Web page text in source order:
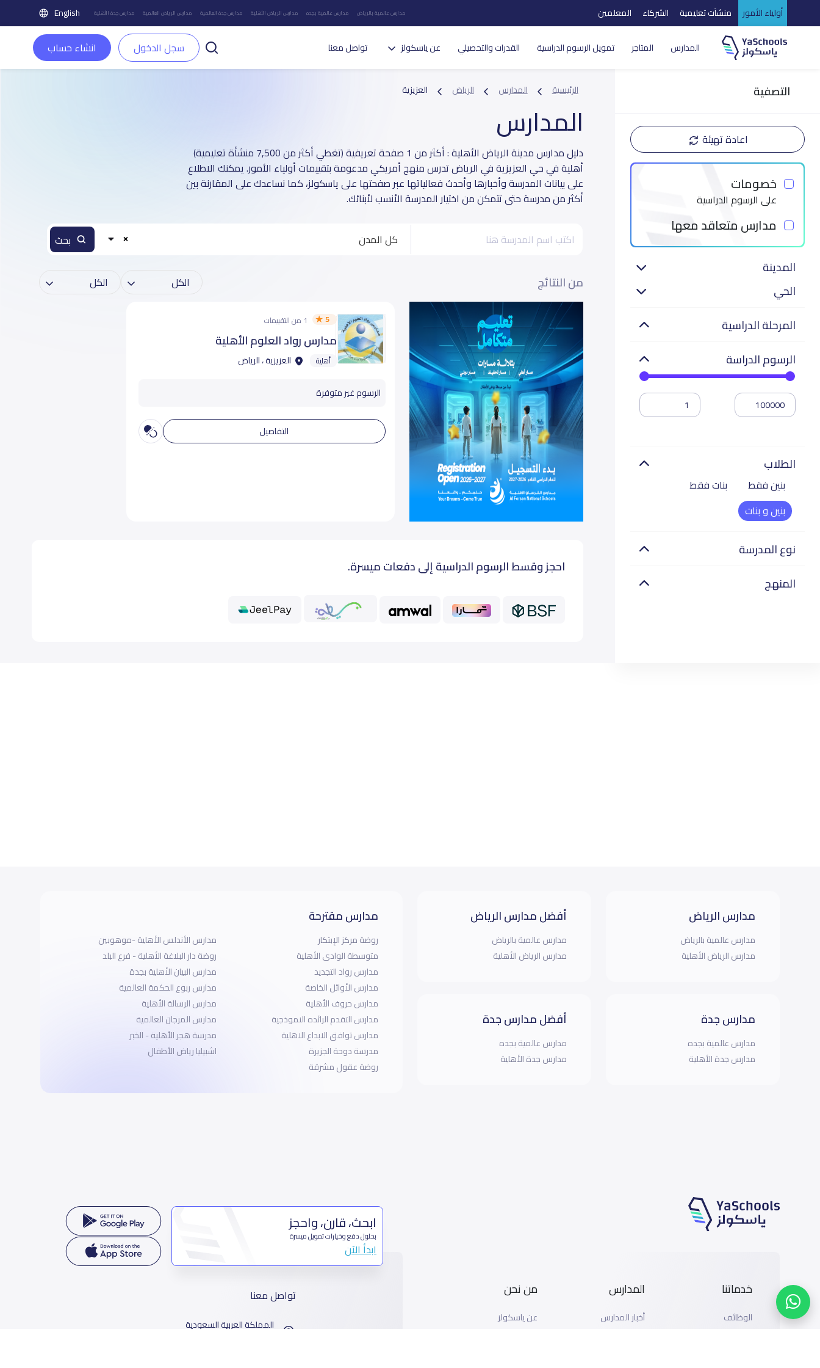
أولياء الأمور منشآت تعليمية الشركاء المعلمين مدارس عالمية بالرياض مدارس عالمية بجده مدارس الرياض الأهلية مدارس جدة العالمية مدارس الرياض العالمية مدارس جدة الأهلية English
المدارس المتاجر تمويل الرسوم الدراسية القدرات والتحصيلي عن ياسكولز تواصل معنا سجل الدخول انشاء حساب
التصفية
اعادة تهيئة
خصومات
على الرسوم الدراسية
مدارس متعاقد معها
المدينة
الحي
المرحلة الدراسية
الرسوم الدراسة
الطلاب
بنين فقط
بنات فقط
بنين و بنات
نوع المدرسة
المنهج
الرئيسية المدارس الرياض العزيزية
المدارس
دليل مدارس مدينة الرياض الأهلية : أكثر من 1 صفحة تعريفية (تغطي أكثر من 7,500 منشأة تعليمية)
أهلية في حي العزيزية في الرياض تدرس منهج أمريكي مدعومة بتقييمات أولياء الأمور. يمكنك الاطلاع
على بيانات المدرسة وأخبارها وأحدث فعالياتها عبر صفحتها على ياسكولز، كما نساعدك على المقارنة بين
أكثر من مدرسة حتى تتمكن من اختيار المدرسة الأنسب لأبنائك.
كل المدن
من النتائج
5 1 من التقييمات
مدارس رواد العلوم الأهلية
أهلية العزيزية ، الرياض
الرسوم غير متوفرة
التفاصيل
احجز وقسط الرسوم الدراسية إلى دفعات ميسرة.
مدارس الرياض
مدارس عالمية بالرياض
مدارس الرياض الأهلية
مدارس جدة
مدارس عالمية بجده
مدارس جدة الأهلية
أفضل مدارس الرياض
مدارس عالمية بالرياض
مدارس الرياض الأهلية
أفضل مدارس جدة
مدارس عالمية بجده
مدارس جدة الأهلية
مدارس مقترحة
روضة مركز الإبتكار
متوسطة الوادى الأهلية
مدارس رواد التجديد
مدارس الأوائل الخاصة
مدارس حروف الأهلية
مدارس التقدم الرائده النموذجية
مدارس توافق الابداع الاهلية
مدرسة دوحة الجزيرة
روضة عقول مشرقة
مدارس الأندلس الأهلية -موهوبين
روضة دار البلاغة الأهلية - فرع البلد
مدارس البيان الأهلية بجدة
مدارس ربوع الحكمة العالمية
مدارس الرسالة الأهلية
مدارس المرجان العالمية
مدرسة هجر الأهلية - الخبر
اشبيليا رياض الأطفال
خدماتنا
الوظائف
المدارس
أخبار المدارس
من نحن
عن ياسكولز
ابحث، قارن، واحجز
بحلول دفع وخيارات تمويل ميسرة
ابدأ الآن
تواصل معنا
المملكة العربية السعودية